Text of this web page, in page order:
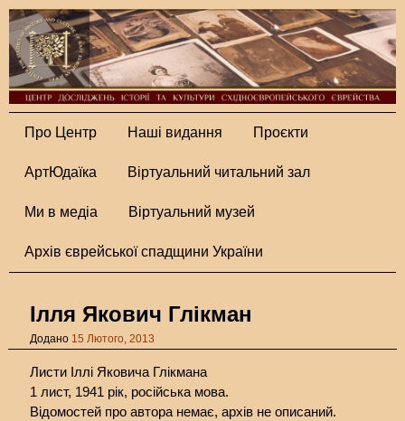
Про Центр Наші видання Проєкти
АртЮдаїка Віртуальний читальний зал
Ми в медіа Віртуальний музей
Архів єврейської спадщини України
Ілля Якович Глікман
Додано 15 Лютого, 2013
Листи Іллі Яковича Глікмана
1 лист, 1941 рік, російська мова.
Відомостей про автора немає, архів не описаний.